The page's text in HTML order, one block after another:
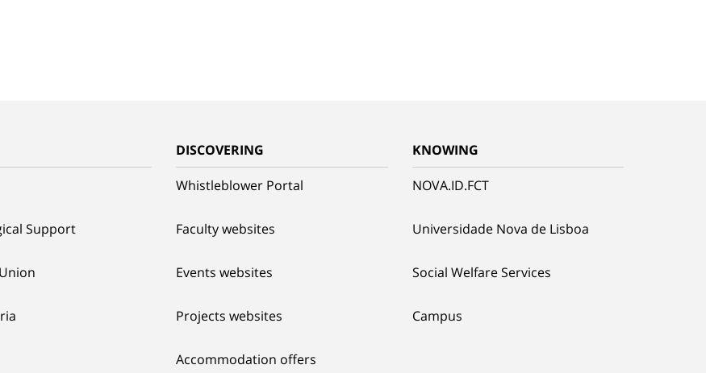
Support
DISCOVERING
Whistleblower Portal
Faculty websites
Events websites
Projects websites
Accommodation offers
KNOWING
NOVA.ID.FCT
Universidade Nova de Lisboa
Social Welfare Services
Campus